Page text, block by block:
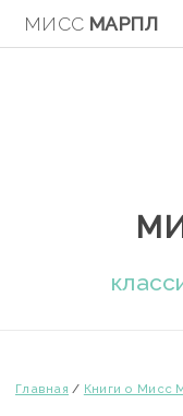
МИСС МАРПЛ
Главная / Книги о Мисс